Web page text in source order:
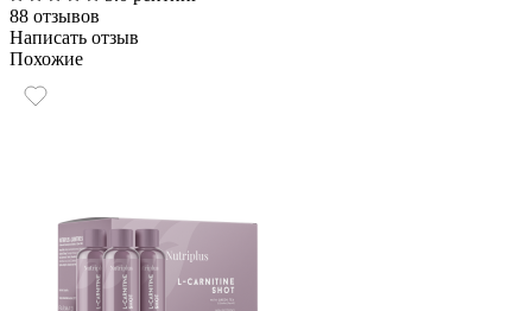
88 отзывов
Написать отзыв
Похожие